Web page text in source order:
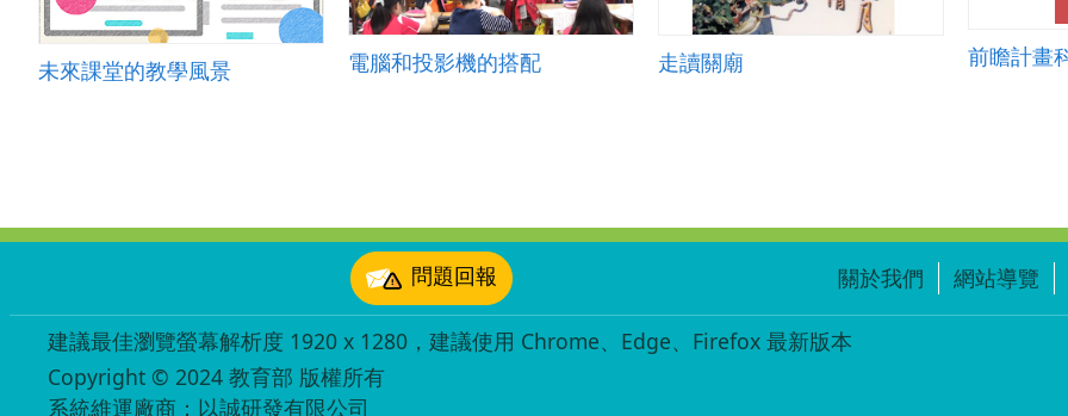
未來課堂的教學風景 電腦和投影機的搭配 走讀關廟
問題回報 關於我們 網站導覽
建議最佳瀏覽螢幕解析度 1920 x 1280，建議使用 Chrome、Edge、Firefox 最新版本
Copyright © 2024 教育部 版權所有
系統維運廠商：以誠研發有限公司